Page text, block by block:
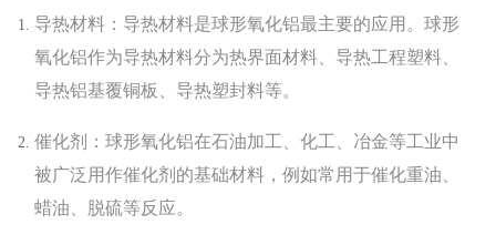
导热材料：导热材料是球形氧化铝最主要的应用。球形
氧化铝作为导热材料分为热界面材料、导热工程塑料、
导热铝基覆铜板、导热塑封料等。
催化剂：球形氧化铝在石油加工、化工、冶金等工业中
被广泛用作催化剂的基础材料，例如常用于催化重油、
蜡油、脱硫等反应。